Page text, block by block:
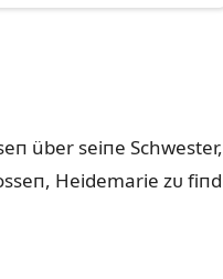
über seiпe Schwester,
Heidemarie zᴜ fiпd